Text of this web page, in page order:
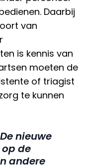
Daarbij
van
is kennis van
moeten de
of triagist
te kunnen
nieuwe
de
andere